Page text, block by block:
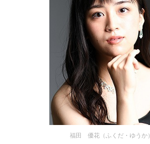
福田 優花（ふくだ・ゆうか）